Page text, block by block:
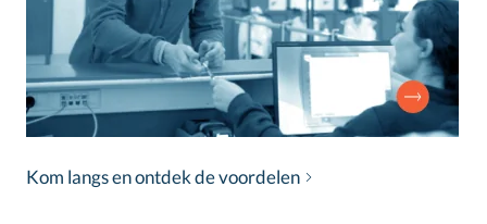
Kom langs en ontdek de voordelen